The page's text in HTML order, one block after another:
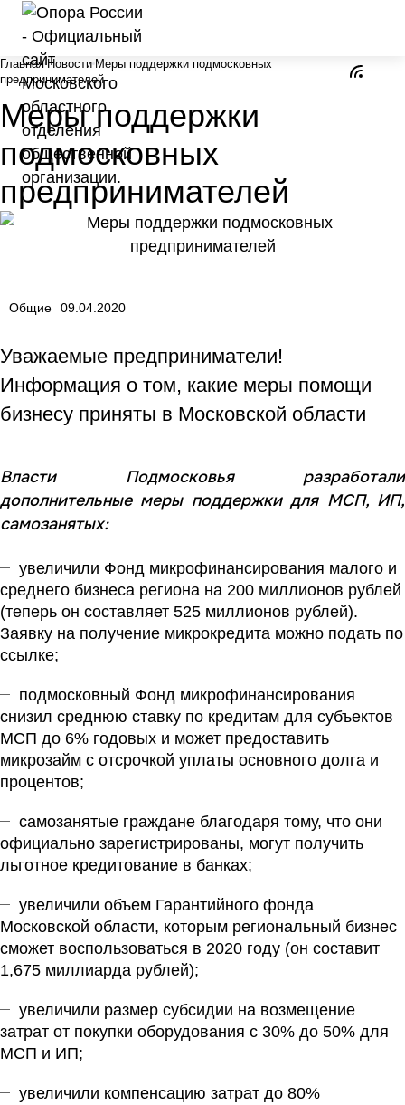
Главная Новости Меры поддержки подмосковных
предпринимателей
Меры поддержки
подмосковных
предпринимателей
Общие 09.04.2020
Уважаемые предприниматели!
Информация о том, какие меры помощи
бизнесу приняты в Московской области
Власти Подмосковья разработали
дополнительные меры поддержки для МСП, ИП,
самозанятых:
увеличили Фонд микрофинансирования малого и
среднего бизнеса региона на 200 миллионов рублей
(теперь он составляет 525 миллионов рублей).
Заявку на получение микрокредита можно подать по
ссылке;
подмосковный Фонд микрофинансирования
снизил среднюю ставку по кредитам для субъектов
МСП до 6% годовых и может предоставить
микрозайм с отсрочкой уплаты основного долга и
процентов;
самозанятые граждане благодаря тому, что они
официально зарегистрированы, могут получить
льготное кредитование в банках;
увеличили объем Гарантийного фонда
Московской области, которым региональный бизнес
сможет воспользоваться в 2020 году (он составит
1,675 миллиарда рублей);
увеличили размер субсидии на возмещение
затрат от покупки оборудования с 30% до 50% для
МСП и ИП;
увеличили компенсацию затрат до 80%